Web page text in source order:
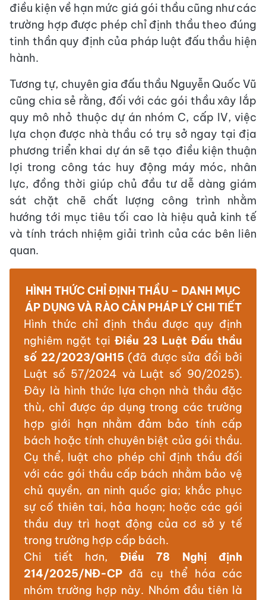
điều kiện về hạn mức giá gói thầu cũng như các
trường hợp được phép chỉ định thầu theo đúng
tinh thần quy định của pháp luật đấu thầu hiện
hành.
Tương tự, chuyên gia đấu thầu Nguyễn Quốc Vũ
cũng chia sẻ rằng, đối với các gói thầu xây lắp
quy mô nhỏ thuộc dự án nhóm C, cấp IV, việc
lựa chọn được nhà thầu có trụ sở ngay tại địa
phương triển khai dự án sẽ tạo điều kiện thuận
lợi trong công tác huy động máy móc, nhân
lực, đồng thời giúp chủ đầu tư dễ dàng giám
sát chặt chẽ chất lượng công trình nhằm
hướng tới mục tiêu tối cao là hiệu quả kinh tế
và tính trách nhiệm giải trình của các bên liên
quan.
HÌNH THỨC CHỈ ĐỊNH THẦU – DANH MỤC
ÁP DỤNG VÀ RÀO CẢN PHÁP LÝ CHI TIẾT
Hình thức chỉ định thầu được quy định
nghiêm ngặt tại Điều 23 Luật Đấu thầu
số 22/2023/QH15(đã được sửa đổi bởi
Luật số 57/2024 và Luật số 90/2025).
Đây là hình thức lựa chọn nhà thầu đặc
thù, chỉ được áp dụng trong các trường
hợp giới hạn nhằm đảm bảo tính cấp
bách hoặc tính chuyên biệt của gói thầu.
Cụ thể, luật cho phép chỉ định thầu đối
với các gói thầu cấp bách nhằm bảo vệ
chủ quyền, an ninh quốc gia; khắc phục
sự cố thiên tai, hỏa hoạn; hoặc các gói
thầu duy trì hoạt động của cơ sở y tế
trong trường hợp cấp bách.
Chi tiết hơn, Điều 78 Nghị định
214/2025/NĐ-CP đã cụ thể hóa các
nhóm trường hợp này. Nhóm đầu tiên là